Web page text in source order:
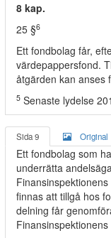
8 kap.
25 §6
Ett fondbolag får,
värdepappersfond.
åtgärden kan anses
5 Senaste lydelse
Sida 9 Original
Ett fondbolag som
underrätta
finnas att tillgå hos
delning får
Finansinspektionens